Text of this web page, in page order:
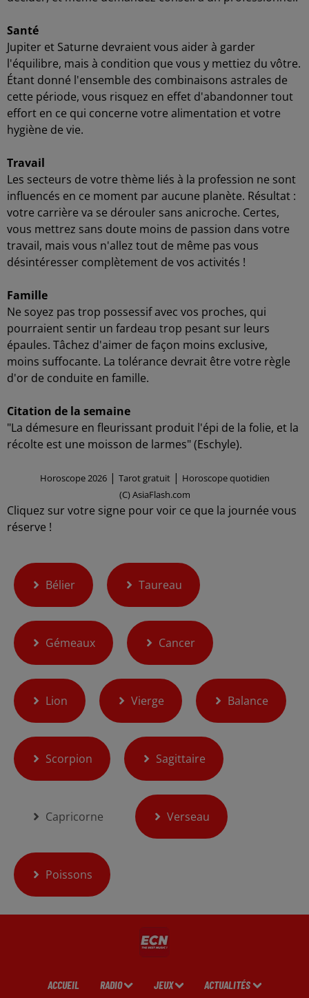
Santé
Jupiter et Saturne devraient vous aider à garder
l'équilibre, mais à condition que vous y mettiez du vôtre.
Étant donné l'ensemble des combinaisons astrales de
cette période, vous risquez en effet d'abandonner tout
effort en ce qui concerne votre alimentation et votre
hygiène de vie.
Travail
Les secteurs de votre thème liés à la profession ne sont
influencés en ce moment par aucune planète. Résultat :
votre carrière va se dérouler sans anicroche. Certes,
vous mettrez sans doute moins de passion dans votre
travail, mais vous n'allez tout de même pas vous
désintéresser complètement de vos activités !
Famille
Ne soyez pas trop possessif avec vos proches, qui
pourraient sentir un fardeau trop pesant sur leurs
épaules. Tâchez d'aimer de façon moins exclusive,
moins suffocante. La tolérance devrait être votre règle
d'or de conduite en famille.
Citation de la semaine
"La démesure en fleurissant produit l'épi de la folie, et la
récolte est une moisson de larmes" (Eschyle).
Horoscope 2026| Tarot gratuit| Horoscope quotidien
(C) AsiaFlash.com
Cliquez sur votre signe pour voir ce que la journée vous
réserve !
Bélier Taureau
Gémeaux Cancer
Lion Vierge Balance
Scorpion Sagittaire
Capricorne Verseau
Poissons
ACCUEIL RADIO JEUX ACTUALITÉS